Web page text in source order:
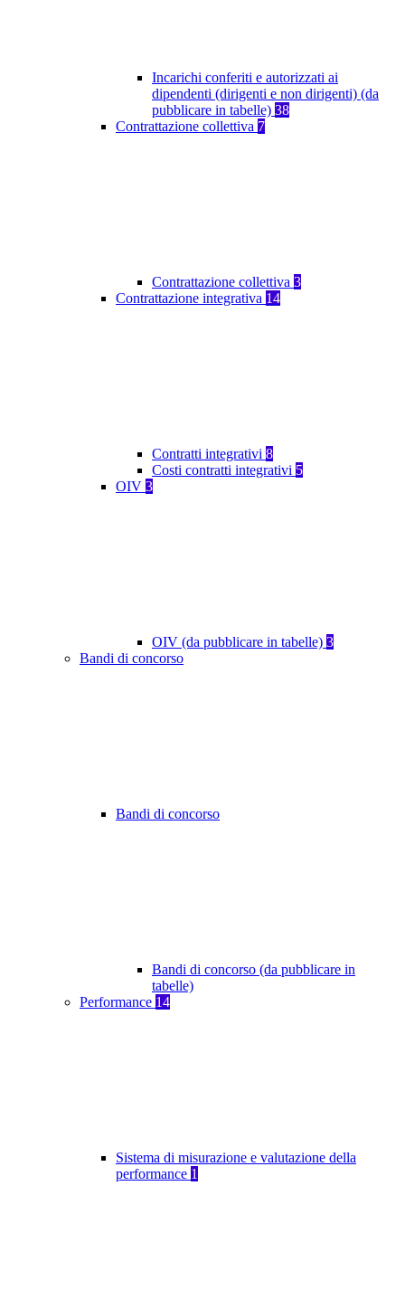
Incarichi conferiti e autorizzati ai
dipendenti (dirigenti e non dirigenti) (da
pubblicare in tabelle) 38
Contrattazione collettiva 7
Contrattazione collettiva 3
Contrattazione integrativa 14
Contratti integrativi 8
Costi contratti integrativi 5
OIV 3
OIV (da pubblicare in tabelle) 3
Bandi di concorso
Bandi di concorso
Bandi di concorso (da pubblicare in
tabelle)
Performance 14
Sistema di misurazione e valutazione della
performance 1